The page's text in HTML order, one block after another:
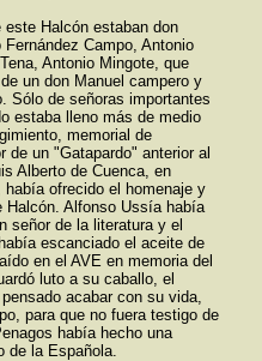
este Halcón estaban don
Fernández Campo, Antonio
Antonio Mingote, que
un don Manuel campero y
Sólo de señoras importantes
estaba lleno más de medio
memorial de
de un "Gatapardo" anterior al
Alberto de Cuenca, en
ofrecido el homenaje y
Halcón. Alfonso Ussía había
señor de la literatura y el
escanciado el aceite de
en el AVE en memoria del
luto a su caballo, el
acabar con su vida,
para que no fuera testigo de
había hecho una
de la Española.